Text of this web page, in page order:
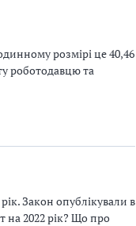
розмірі це 40,46
роботодавцю та
Закон опублікували в
на 2022 рік? Що про